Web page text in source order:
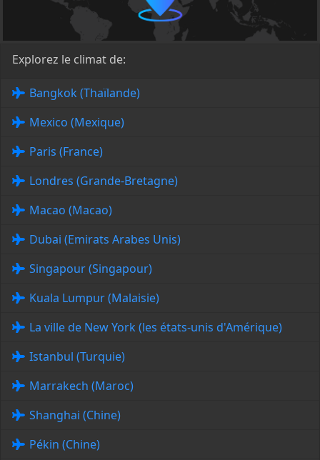
Explorez le climat de:
Bangkok (Thaïlande)
Mexico (Mexique)
Paris (France)
Londres (Grande-Bretagne)
Macao (Macao)
Dubai (Emirats Arabes Unis)
Singapour (Singapour)
Kuala Lumpur (Malaisie)
La ville de New York (les états-unis d'Amérique)
Istanbul (Turquie)
Marrakech (Maroc)
Shanghai (Chine)
Pékin (Chine)